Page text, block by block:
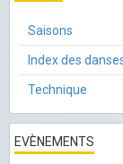
Saisons
Index des
Technique
EVÈNEMENTS